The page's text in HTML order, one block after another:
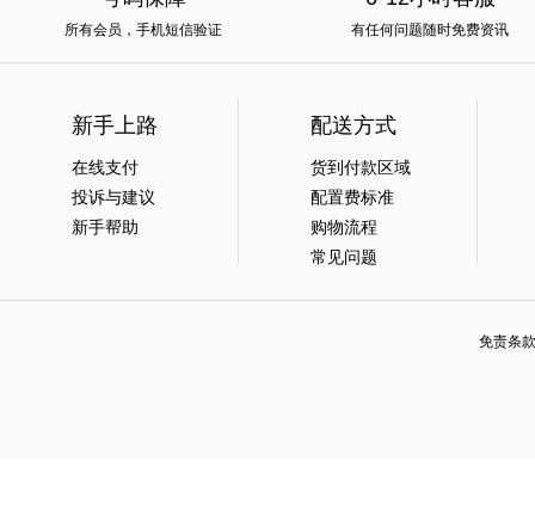
所有会员，手机短信验证 有任何问题随时免费资讯
新手上路
在线支付
投诉与建议
新手帮助
配送方式
货到付款区域
配置费标准
购物流程
常见问题
免责条款